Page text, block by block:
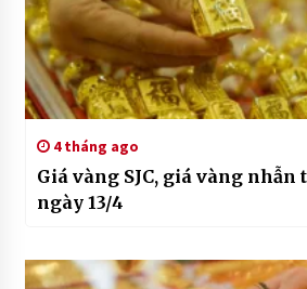
4 tháng ago
Giá vàng SJC, giá vàng nhẫn
ngày 13/4